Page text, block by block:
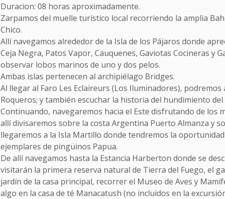
Duracion: 08 horas aproximadamente.
Zarpamos del muelle turístico local recorriendo la amplia
Chico.
Allí navegamos alrededor de la Isla de los Pájaros donde
Ceja Negra, Patos Vapor, Cauquenes, Gaviotas Cocineras y
observar lobos marinos de uno y dos pelos.
Ambas islas pertenecen al archipiélago Bridges.
Al llegar al Faro Les Eclaireurs (Los Iluminadores),
Roqueros; y también escuchar la historia del hundimiento
Continuando, navegaremos hacia el Este disfrutando de los
allí divisaremos sobre la costa Argentina Puerto Almanza y
llegaremos a la Isla Martillo donde tendremos la
ejemplares de pingüinos Papua.
De allí navegamos hasta la Estancia Harberton donde se
visitarán la primera reserva natural de Tierra del Fuego, el
jardín de la casa principal, recorrer el Museo de Aves y
algo en la casa de té Manacatush (no incluidos en la